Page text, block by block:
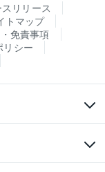
リリース
トマップ
免責事項
リシー